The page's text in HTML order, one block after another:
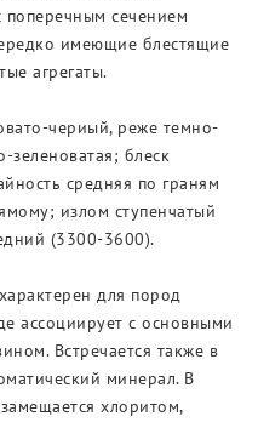
поперечным сечением
имеющие блестящие
агрегаты.
чериый, реже темно-
зеленоватая; блеск
средняя по граням
излом ступенчатый
(3300-3600).
для пород
ассоциирует с основными
Встречается также в
минерал. В
хлоритом,